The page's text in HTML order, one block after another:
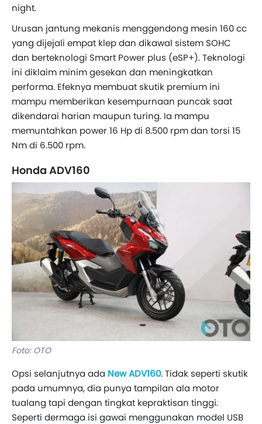
night.
Urusan jantung mekanis menggendong mesin 160 cc
yang dijejali empat klep dan dikawal sistem SOHC
dan berteknologi Smart Power plus (eSP+). Teknologi
ini diklaim minim gesekan dan meningkatkan
performa. Efeknya membuat skutik premium ini
mampu memberikan kesempurnaan puncak saat
dikendarai harian maupun turing. Ia mampu
memuntahkan power 16 Hp di 8.500 rpm dan torsi 15
Nm di 6.500 rpm.
Honda ADV160
Foto: OTO
Opsi selanjutnya ada New ADV160. Tidak seperti skutik
pada umumnya, dia punya tampilan ala motor
tualang tapi dengan tingkat kepraktisan tinggi.
Seperti dermaga isi gawai menggunakan model USB